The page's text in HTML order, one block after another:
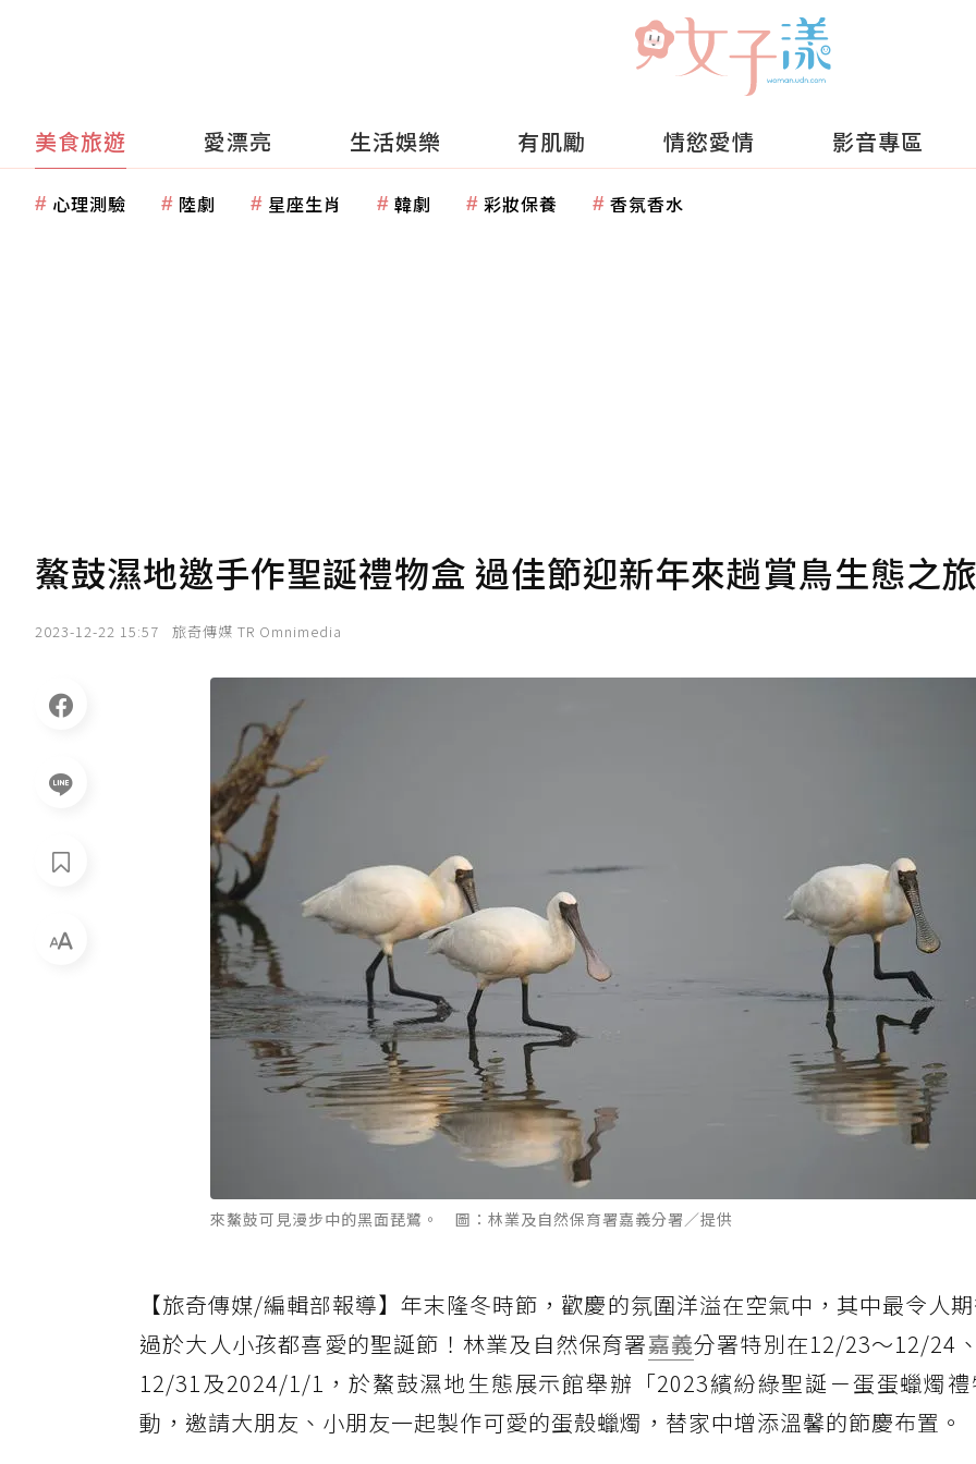
美食旅遊 愛漂亮 生活娛樂 有肌勵 情慾愛情 影音專區
心理測驗 陸劇 星座生肖 韓劇 彩妝保養 香氛香水
鰲鼓濕地邀手作聖誕禮物盒 過佳節迎新年來趟賞鳥生態之
2023-12-22 15:57 旅奇傳媒 TR Omnimedia
來鰲鼓可見漫步中的黑面琵鷺。 圖：林業及自然保育署嘉義分署／提供
【旅奇傳媒/編輯部報導】年末隆冬時節，歡慶的氛圍洋溢在空氣中，其中最令人
過於大人小孩都喜愛的聖誕節！林業及自然保育署嘉義分署特別在12/23～12/24
12/31及2024/1/1，於鰲鼓濕地生態展示館舉辦「2023繽紛綠聖誕－蛋蛋蠟燭
動，邀請大朋友、小朋友一起製作可愛的蛋殼蠟燭，替家中增添溫馨的節慶布置。